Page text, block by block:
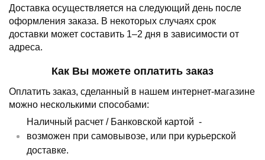
Доставка осуществляется на следующий день после
оформления заказа. В некоторых случаях срок
доставки может составить 1–2 дня в зависимости от
адреса.
Как Вы можете оплатить заказ
Оплатить заказ, сделанный в нашем интернет-магазине
можно несколькими способами:
Наличный расчет / Банковской картой -
возможен при самовывозе, или при курьерской
доставке.